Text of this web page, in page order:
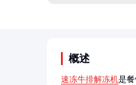
概述
速冻牛排解冻机是